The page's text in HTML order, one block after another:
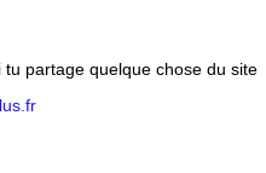
partage quelque chose du site